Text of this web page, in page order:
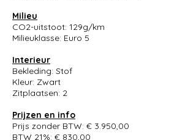
Milieu
CO2-uitstoot: 129g/km
Milieuklasse: Euro 5
Interieur
Bekleding: Stof
Kleur: Zwart
Zitplaatsen: 2
Prijzen en info
Prijs zonder BTW: € 3.950,00
BTW 21%: € 830,00